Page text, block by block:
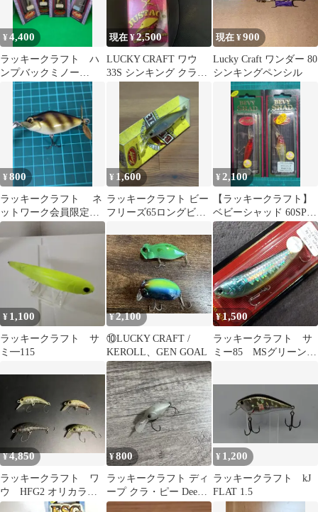
¥4,400
ラッキークラフト ハ
ンプバックミノー
50SP ４点
現在 ¥2,500
LUCKY CRAFT ワウ
33S シンキング クラン
現在 ¥900
Lucky Craft ワンダー 80
シンキングペンシル
¥800
ラッキークラフト ネ
ットワーク会員限定
ダブルスイッシャーで
す。
¥ 1,600
ラッキークラフト ビー
フリーズ65ロングビル
¥ 2,100
【ラッキークラフト】
ベビーシャッド 60SP
【2個セット ②】
¥ 1,100
ラッキークラフト サ
ミ━115
¥2,100
⑩LUCKY CRAFT /
KEROLL、GEN GOAL
¥1,500
ラッキークラフト サ
ミー85 MSグリーン
¥4,850
ラッキークラフト ワ
ウ HFG2 オリカラセ
ット
¥800
ラッキークラフト ディ
ープ クラ・ピー Deep
CRA-PEA ⑤
¥ 1,200
ラッキークラフト kJ
FLAT 1.5